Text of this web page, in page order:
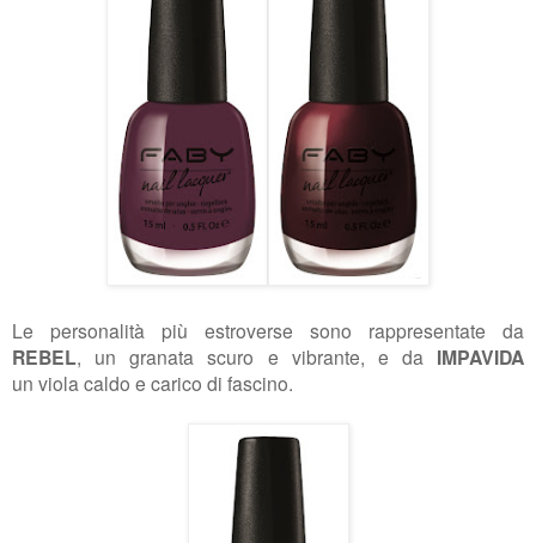
Le personalità più estroverse sono rappresentate da
REBEL, un granata scuro e vibrante, e da IMPAVIDA
un viola caldo e carico di fascino.